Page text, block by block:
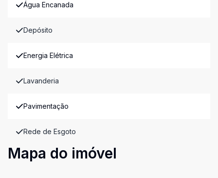
Água Encanada
Depósito
Energia Elétrica
Lavanderia
Pavimentação
Rede de Esgoto
Mapa do imóvel